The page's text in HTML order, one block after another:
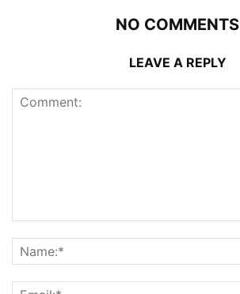
NO COMMENTS
LEAVE A REPLY